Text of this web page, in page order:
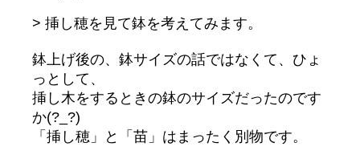
> 挿し穂を見て鉢を考えてみます。
鉢上げ後の、鉢サイズの話ではなくて、ひょ
っとして、
挿し木をするときの鉢のサイズだったのです
か(?_?)
「挿し穂」と「苗」はまったく別物です。